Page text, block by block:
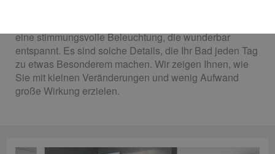
eine stimmungsvolle Beleuchtung, die wunderbar
entspannt. Es sind solche Details, die Ihr Bad jeden Tag
zu etwas Besonderem machen. Wir zeigen Ihnen, wie
Sie mit kleinen Veränderungen und wenig Aufwand
große Wirkung erzielen.